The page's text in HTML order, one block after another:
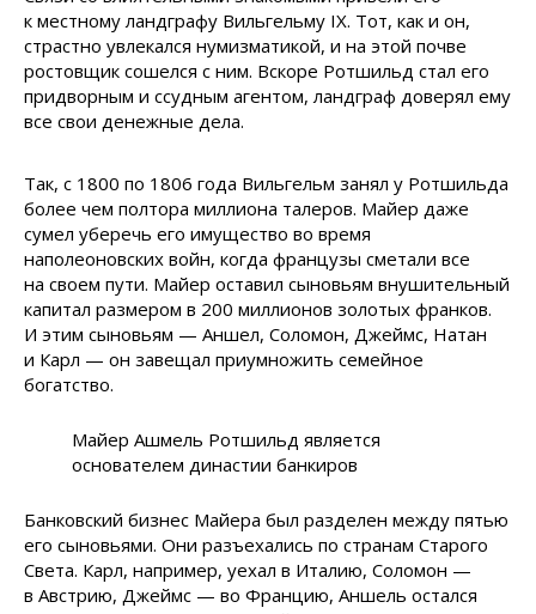
к местному ландграфу Вильгельму IX. Тот, как и он,
страстно увлекался нумизматикой, и на этой почве
ростовщик сошелся с ним. Вскоре Ротшильд стал его
придворным и ссудным агентом, ландграф доверял ему
все свои денежные дела.
Так, с 1800 по 1806 года Вильгельм занял у Ротшильда
более чем полтора миллиона талеров. Майер даже
сумел уберечь его имущество во время
наполеоновских войн, когда французы сметали все
на своем пути. Майер оставил сыновьям внушительный
капитал размером в 200 миллионов золотых франков.
И этим сыновьям — Аншел, Соломон, Джеймс, Натан
и Карл — он завещал приумножить семейное
богатство.
Майер Ашмель Ротшильд является
основателем династии банкиров
Банковский бизнес Майера был разделен между пятью
его сыновьями. Они разъехались по странам Старого
Света. Карл, например, уехал в Италию, Соломон —
в Австрию, Джеймс — во Францию, Аншель остался